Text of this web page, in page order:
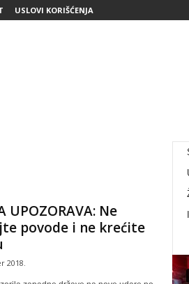
USLOVI KORIŠĆENJA
UPOZORAVA: Ne
povode i ne krećite
2018.